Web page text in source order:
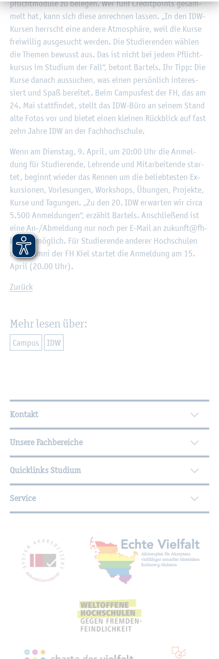
pflicht­mo­du­le zu be­le­gen. Wer fünf Credit­points ge­sam­
melt hat, kann sich diese an­rech­nen las­sen. „In den IDW-
Kur­sen herrscht eine an­de­re At­mo­sphä­re, weil die Kurse
frei­wil­lig aus­ge­sucht wer­den. Die Stu­die­ren­den wäh­len
die The­men be­wusst aus. Das ist nicht bei jedem Pflicht­
kur­sus im Stu­di­um der Fall“, be­tont Bar­tels. Ihr Tipp: Die
Kurse da­nach aus­su­chen, was einen per­sön­lich in­ter­es­
siert und Spaß be­rei­tet. Beim Cam­pus­fest der FH, das am
24. Mai statt­fin­det, stellt das IDW-Büro an sei­nem Stand
alte Fotos vor und bie­tet einen klei­nen Rück­blick auf fast
zehn Jahre IDW an der Fach­hoch­schu­le.
Wenn am Diens­tag, 9. April, um 20:00 Uhr die An­mel­
dung für Stu­die­ren­de, Leh­ren­de und Mit­ar­bei­ten­de star­
tet, be­ginnt wie­der das Ren­nen um die be­lieb­tes­ten Ex­
kur­sio­nen, Vor­le­sun­gen, Work­shops, Übun­gen, Pro­jek­te,
Kurse und Ta­gun­gen. „Zu den 20. IDW er­war­ten wir circa
5.500 An­mel­dun­gen“, er­zählt Bar­tels. An­schlie­ßend ist
eine An-/Ab­mel­dung nur noch per E-Mail an zu­kunft@​fh-​
kiel.​de mög­lich. Für Stu­die­ren­de an­de­rer Hoch­schu­len
und Alum­ni der FH Kiel star­tet die An­mel­dung am 15.
April (20.00 Uhr).
Zu­rück
Mehr lesen über:
Cam­pus IDW
Wei­ter­füh­ren­de In­for­ma­tio­nen
Kontakt
Unsere Fachbereiche
Quicklinks Studium
Service
Mit­glied­schaf­ten,